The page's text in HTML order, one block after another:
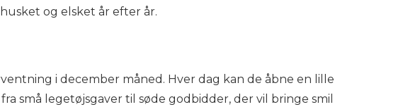
og elsket år efter år.
i december måned. Hver dag kan de åbne en lille
små legetøjsgaver til søde godbidder, der vil bringe smil